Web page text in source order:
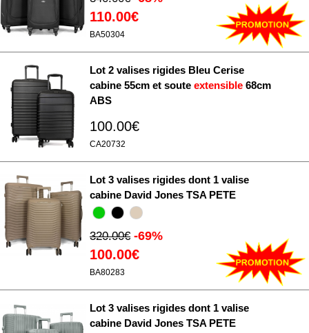
110.00€
BA50304
Lot 2 valises rigides Bleu Cerise
cabine 55cm et soute extensible 68cm
ABS
100.00€
CA20732
Lot 3 valises rigides dont 1 valise
cabine David Jones TSA PETE
320.00€ -69%
100.00€
BA80283
Lot 3 valises rigides dont 1 valise
cabine David Jones TSA PETE